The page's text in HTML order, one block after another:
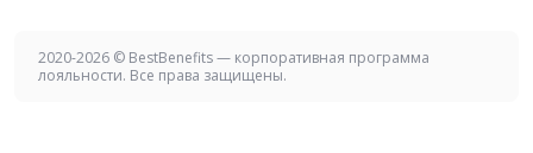
2020-2026 © BestBenefits — корпоративная программа
лояльности. Все права защищены.